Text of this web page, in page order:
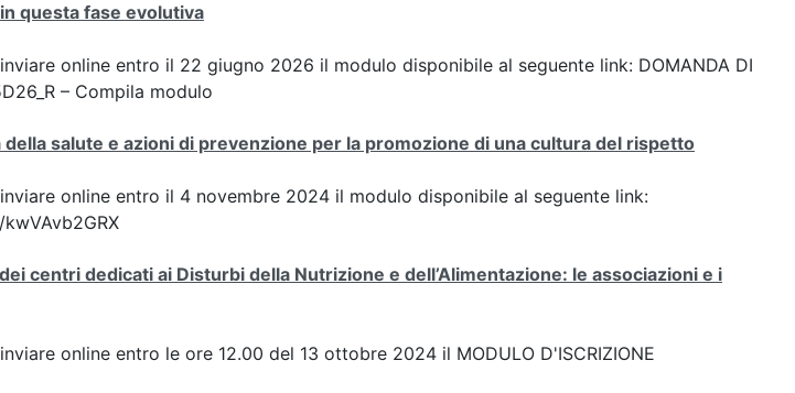
questa fase evolutiva
online entro il 22 giugno 2026 il modulo disponibile al seguente link: DOMANDA DI
– Compila modulo
salute e azioni di prevenzione per la promozione di una cultura del rispetto
online entro il 4 novembre 2024 il modulo disponibile al seguente link:
centri dedicati ai Disturbi della Nutrizione e dell’Alimentazione: le associazioni e i
online entro le ore 12.00 del 13 ottobre 2024 il MODULO D'ISCRIZIONE